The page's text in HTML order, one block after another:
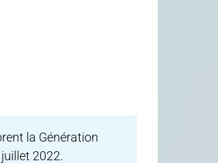
la Génération
2022.